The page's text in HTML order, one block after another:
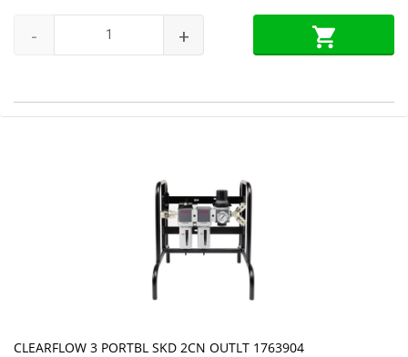
- +
CLEARFLOW 3 PORTBL SKD 2CN OUTLT 1763904